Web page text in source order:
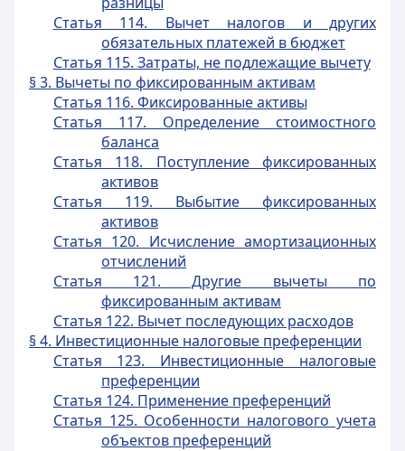
Статья 114. Вычет налогов и других
обязательных платежей в бюджет
Статья 115. Затраты, не подлежащие вычету
§ 3. Вычеты по фиксированным активам
Статья 116. Фиксированные активы
Статья 117. Определение стоимостного
баланса
Статья 118. Поступление фиксированных
активов
Статья 119. Выбытие фиксированных
активов
Статья 120. Исчисление амортизационных
отчислений
Статья 121. Другие вычеты по
фиксированным активам
Статья 122. Вычет последующих расходов
§ 4. Инвестиционные налоговые преференции
Статья 123. Инвестиционные налоговые
преференции
Статья 124. Применение преференций
Статья 125. Особенности налогового учета
объектов преференций